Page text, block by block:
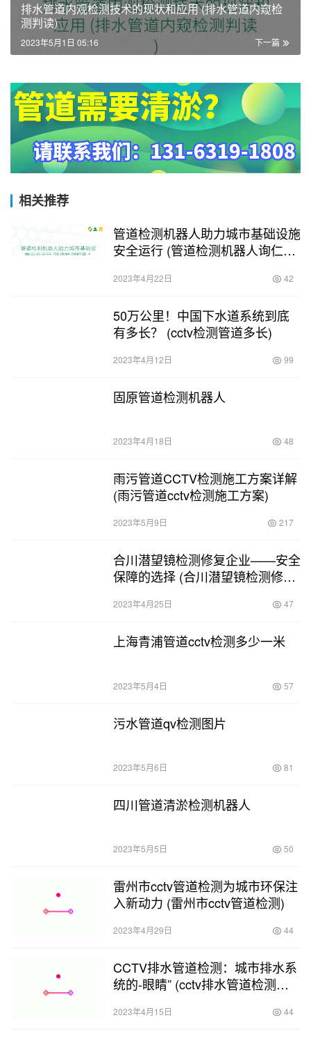
排水管道内观检测技术的现状和应用 (排水管道内窥检
测判读)
下一篇
2023年5月1日 05:16
相关推荐
管道检测机器人助力城市基础设施
安全运行 (管道检测机器人询仁捷
2023年4月22日 42
50万公里！中国下水道系统到底
有多长？ (cctv检测管道多长)
2023年4月12日 99
固原管道检测机器人
2023年4月18日 48
雨污管道CCTV检测施工方案详解
(雨污管道cctv检测施工方案)
2023年5月9日 217
合川潜望镜检测修复企业——安全
保障的选择 (合川潜望镜检测修复
2023年4月25日 47
上海青浦管道cctv检测多少一米
2023年5月4日 57
污水管道qv检测图片
2023年5月6日 81
四川管道清淤检测机器人
2023年5月5日 50
雷州市cctv管道检测为城市环保注
入新动力 (雷州市cctv管道检测)
2023年4月29日 44
CCTV排水管道检测：城市排水系
统的-眼睛” (cctv排水管道检测项
2023年4月15日 44